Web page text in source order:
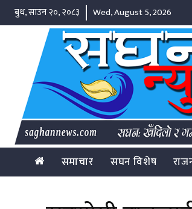
बुध, साउन २०, २०८३ Wed, August 5, 2026
समाचार सघन विशेष